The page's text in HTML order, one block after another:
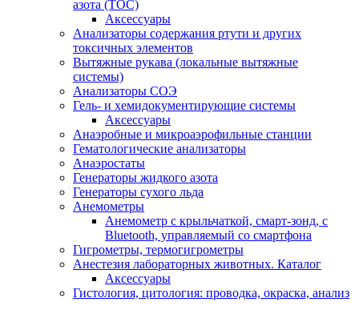
азота (ТОС)
Аксессуары
Анализаторы содержания ртути и других
токсичных элементов
Вытяжные рукава (локальные вытяжные
системы)
Анализаторы СОЭ
Гель- и хемидокументирующие системы
Аксессуары
Анаэробные и микроаэрофильные станции
Гематологические анализаторы
Анаэростаты
Генераторы жидкого азота
Генераторы сухого льда
Анемометры
Анемометр с крыльчаткой, смарт-зонд, с
Bluetooth, управляемый со смартфона
Гигрометры, термогигрометры
Анестезия лабораторных животных. Каталог
Аксессуары
Гистология, цитология: проводка, окраска, анализ